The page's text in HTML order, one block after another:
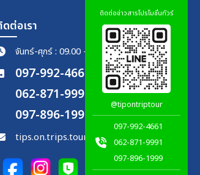
ต่อเรา
จันทร์-ศุกร์ : 09.00 - 18.00 น.
097-992-4661
062-871-9991
097-896-1999
tips.on.trips.tour@gmail.com
ติดต่อข่าวสารโปรโมชั่นทัวร์
@tipontriptour
097-992-4661
062-871-9991
097-896-1999